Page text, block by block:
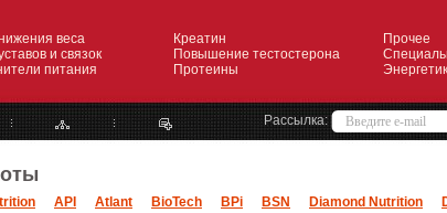
веса
и связок
питания
Креатин
Повышение тестостерона
Протеины
Прочее
Рассылка:
API Atlant BioTech BPi BSN Diamond Nutrition